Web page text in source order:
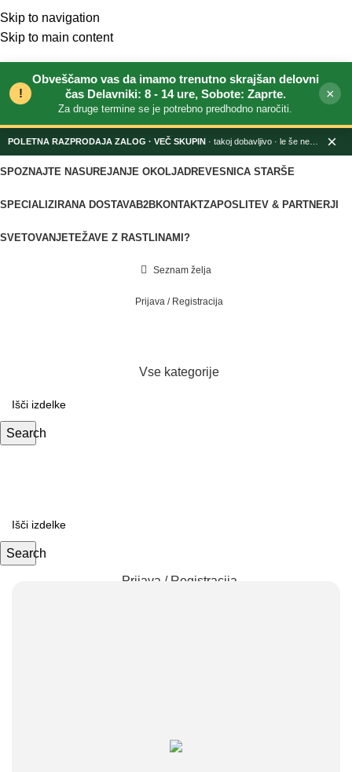
!
Obveščamo vas da imamo trenutno skrajšan delovni
čas Delavniki: 8 - 14 ure, Sobote: Zaprte.
Za druge termine se je potrebno predhodno naročiti.
×
POLETNA RAZPRODAJA ZALOG · takoj dobavljivo · le še nekaj dni ×
Skip to navigation
Skip to main content
SPOZNAJTE NASUREJANJE OKOLJADREVESNICA STARŠE
SPECIALIZIRANA DOSTAVAB2BKONTAKTZAPOSLITEV & PARTNERJI
SVETOVANJETEŽAVE Z RASTLINAMI?
Seznam želja
Prijava / Registracija
Vse kategorije
Search
Search
Prijava / Registracija